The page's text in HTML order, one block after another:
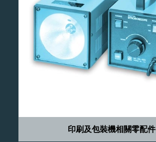
印刷及包裝機相關零配件